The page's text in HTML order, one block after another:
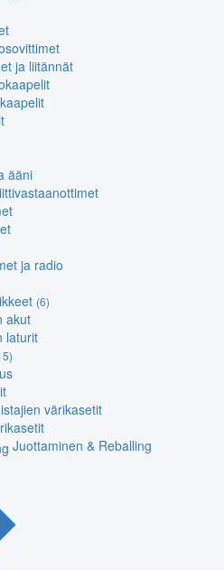
ja liitännät
ääni
ja radio
(6)
akut
laturit
värikasetit
Juottaminen & Reballing